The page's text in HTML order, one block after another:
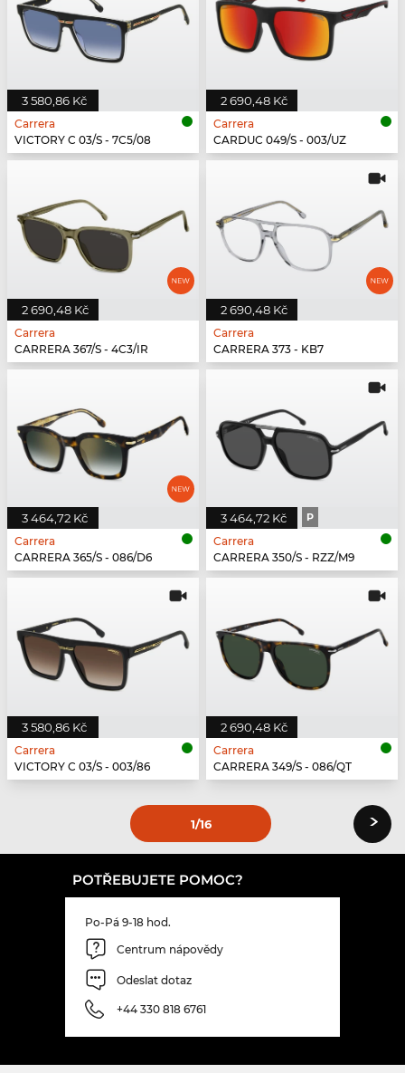
3 580,86 Kč
Carrera
VICTORY C 03/S - 7C5/08
2 690,48 Kč
Carrera
CARDUC 049/S - 003/UZ
2 690,48 Kč
Carrera
CARRERA 367/S - 4C3/IR
2 690,48 Kč
Carrera
CARRERA 373 - KB7
3 464,72 Kč
Carrera
CARRERA 365/S - 086/D6
3 464,72 Kč P
Carrera
CARRERA 350/S - RZZ/M9
3 580,86 Kč
Carrera
VICTORY C 03/S - 003/86
2 690,48 Kč
Carrera
CARRERA 349/S - 086/QT
1/16 ›
POTŘEBUJETE POMOC?
Po-Pá 9-18 hod.
Centrum nápovědy
Odeslat dotaz
+44 330 818 6761